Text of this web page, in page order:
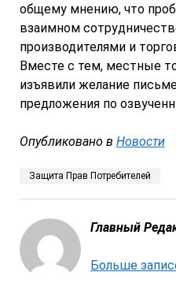
общему мнению, что
взаимном
производителями и
Вместе с тем, местные
изъявили желание
предложения по
Опубликовано в Новости
Защита Прав Потребителей
Главный
Больше